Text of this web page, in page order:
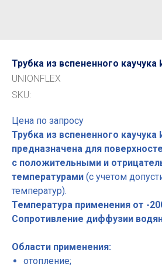
Трубка из вспененного каучука
UNIONFLEX
SKU:
Цена по запросу
Трубка из вспененного каучука
предназначена для
с положительными и
температурами (с учетом
температур).
Температура применения от -
Сопротивление диффузии
Области применения:
отопление;